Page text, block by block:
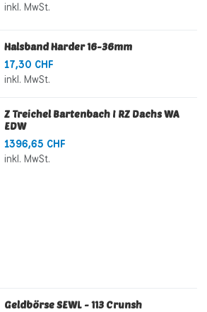
inkl. MwSt.
Halsband Harder 16-36mm
17,30 CHF
inkl. MwSt.
Z Treichel Bartenbach I RZ Dachs WA
EDW
1396,65 CHF
inkl. MwSt.
Geldbörse SEWL - 113 Crunsh